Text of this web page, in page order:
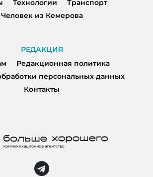
Технологии
Транспорт
Человек из Кемерова
РЕДАКЦИЯ
Редакционная политика
персональных данных
Контакты